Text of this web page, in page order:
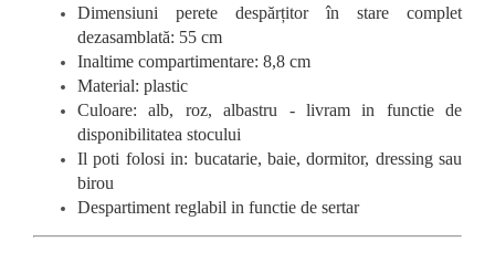
Dimensiuni perete despărțitor în stare complet
dezasamblată: 55 cm
Inaltime compartimentare: 8,8 cm
Material: plastic
Culoare: alb, roz, albastru - livram in functie de
disponibilitatea stocului
Il poti folosi in: bucatarie, baie, dormitor, dressing sau
birou
Despartiment reglabil in functie de sertar